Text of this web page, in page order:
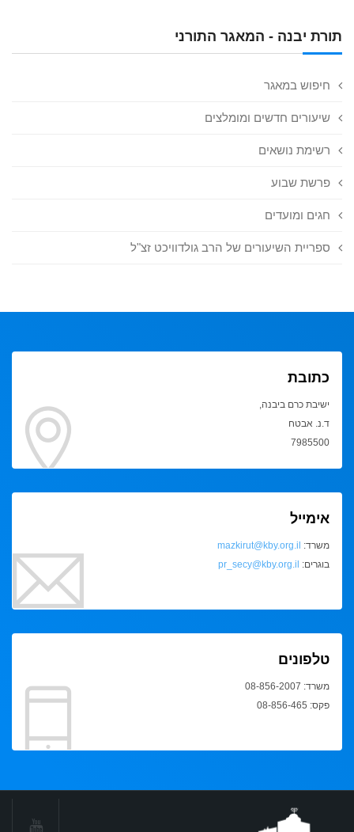
תורת יבנה - המאגר התורני
חיפוש במאגר
שיעורים חדשים ומומלצים
רשימת נושאים
פרשת שבוע
חגים ומועדים
ספריית השיעורים של הרב גולדוויכט זצ"ל
כתובת
ישיבת כרם ביבנה,
ד.נ. אבטח
7985500
אימייל
משרד: mazkirut@kby.org.il
בוגרים: pr_secy@kby.org.il
טלפונים
משרד: 08-856-2007
פקס: 08-856-465